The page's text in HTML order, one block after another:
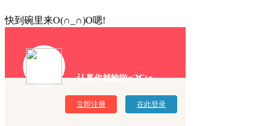
快到碗里来O(∩_∩)O嗯!
认真你就输啦σ`∀´)σ
立即注册 在此登录